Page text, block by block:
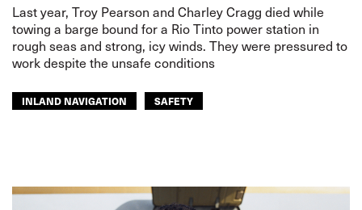
Last year, Troy Pearson and Charley Cragg died while
towing a barge bound for a Rio Tinto power station in
rough seas and strong, icy winds. They were pressured to
work despite the unsafe conditions
INLAND NAVIGATION SAFETY